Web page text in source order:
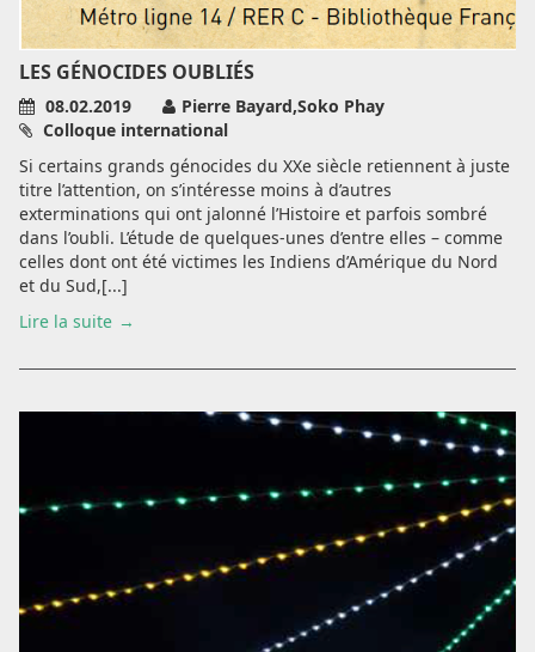
LES GÉNOCIDES OUBLIÉS
08.02.2019
Pierre Bayard,Soko Phay
Colloque international
Si certains grands génocides du XXe siècle retiennent à juste
titre l’attention, on s’intéresse moins à d’autres
exterminations qui ont jalonné l’Histoire et parfois sombré
dans l’oubli. L’étude de quelques-unes d’entre elles – comme
celles dont ont été victimes les Indiens d’Amérique du Nord
et du Sud,[...]
Lire la suite